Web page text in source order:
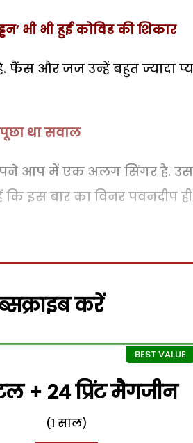
भी भी हुई कोविड की शिकार
फैंस और जज उन्हें बहुत ज्यादा
पूछा था सवाल
अपने आप में एक अलग सिंगर है.
इस बार का विनर पवनदीप ही
करें
+ 24 प्रिंट मैगजीन
(1 साल)